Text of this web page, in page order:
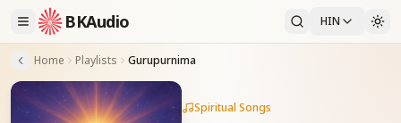
BKAudio HIN
Home Playlists Gurupurnima
Spiritual Songs